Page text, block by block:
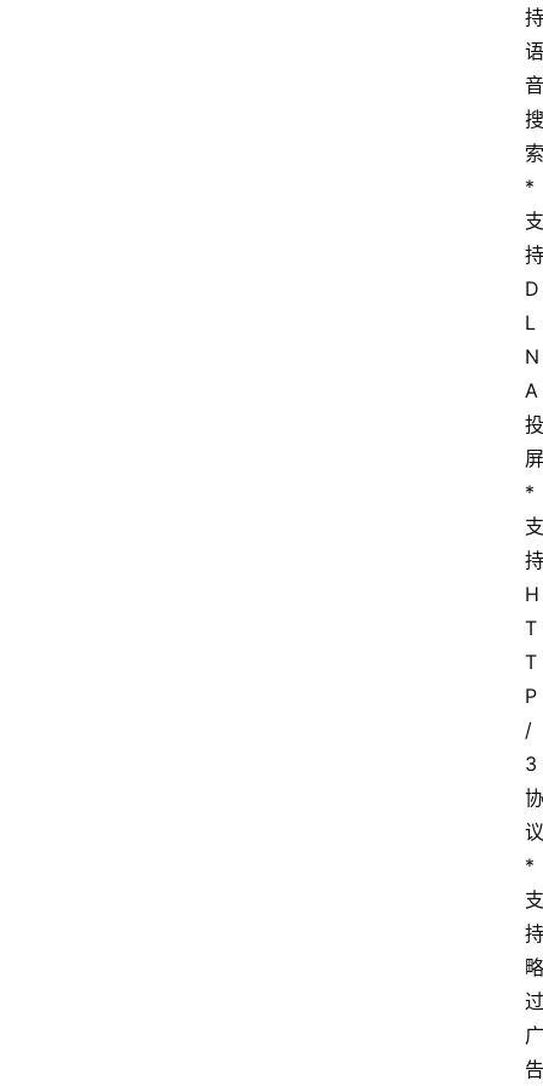
持
语
音
搜
索
*
支
持
D
L
N
A
投
屏
*
支
持
H
T
T
P
/
3
协
议
*
支
持
略
过
广
告